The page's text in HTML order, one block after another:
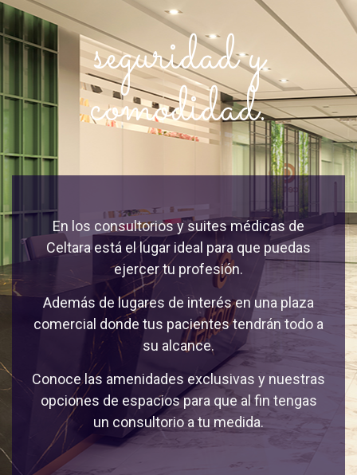
seguridad y
comodidad.
En los consultorios y suites médicas de
Celtara está el lugar ideal para que puedas
ejercer tu profesión.
Además de lugares de interés en una plaza
comercial donde tus pacientes tendrán todo a
su alcance.
Conoce las amenidades exclusivas y nuestras
opciones de espacios para que al fin tengas
un consultorio a tu medida.